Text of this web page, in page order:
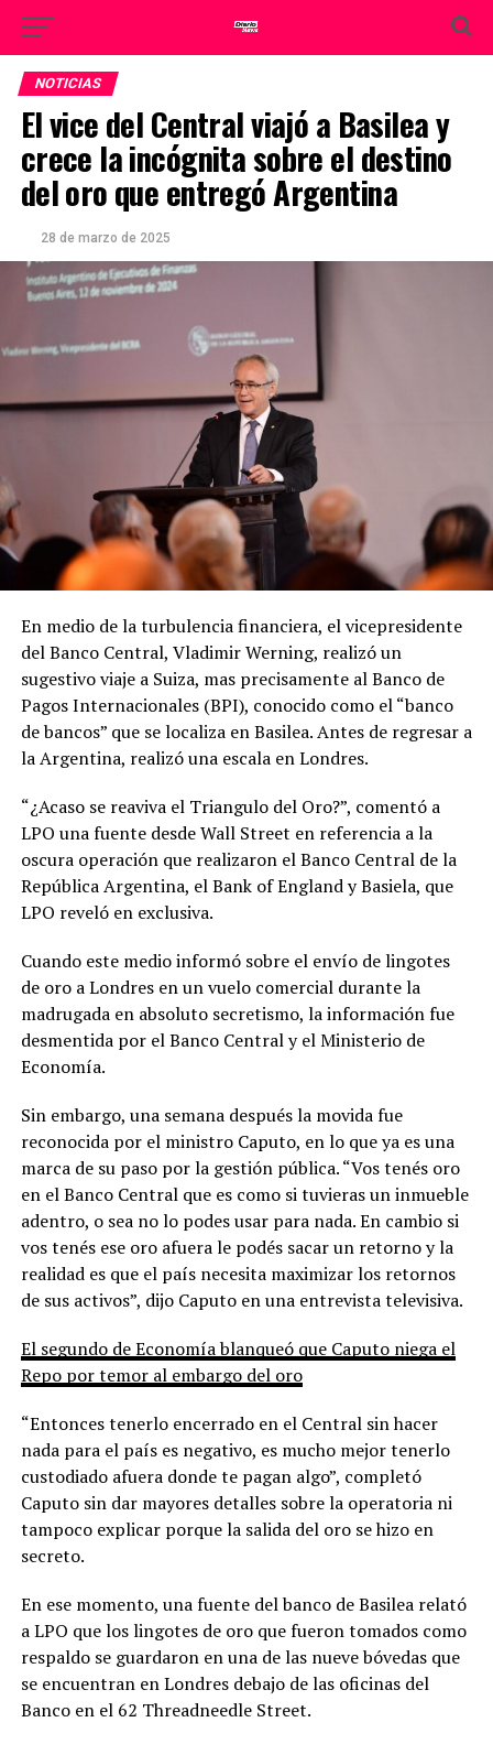
NOTICIAS
El vice del Central viajó a Basilea y
crece la incógnita sobre el destino
del oro que entregó Argentina
28 de marzo de 2025
En medio de la turbulencia financiera, el vicepresidente
del Banco Central, Vladimir Werning, realizó un
sugestivo viaje a Suiza, mas precisamente al Banco de
Pagos Internacionales (BPI), conocido como el “banco
de bancos” que se localiza en Basilea. Antes de regresar a
la Argentina, realizó una escala en Londres.
“¿Acaso se reaviva el Triangulo del Oro?”, comentó a
LPO una fuente desde Wall Street en referencia a la
oscura operación que realizaron el Banco Central de la
República Argentina, el Bank of England y Basiela, que
LPO reveló en exclusiva.
Cuando este medio informó sobre el envío de lingotes
de oro a Londres en un vuelo comercial durante la
madrugada en absoluto secretismo, la información fue
desmentida por el Banco Central y el Ministerio de
Economía.
Sin embargo, una semana después la movida fue
reconocida por el ministro Caputo, en lo que ya es una
marca de su paso por la gestión pública. “Vos tenés oro
en el Banco Central que es como si tuvieras un inmueble
adentro, o sea no lo podes usar para nada. En cambio si
vos tenés ese oro afuera le podés sacar un retorno y la
realidad es que el país necesita maximizar los retornos
de sus activos”, dijo Caputo en una entrevista televisiva.
El segundo de Economía blanqueó que Caputo niega el
Repo por temor al embargo del oro
“Entonces tenerlo encerrado en el Central sin hacer
nada para el país es negativo, es mucho mejor tenerlo
custodiado afuera donde te pagan algo”, completó
Caputo sin dar mayores detalles sobre la operatoria ni
tampoco explicar porque la salida del oro se hizo en
secreto.
En ese momento, una fuente del banco de Basilea relató
a LPO que los lingotes de oro que fueron tomados como
respaldo se guardaron en una de las nueve bóvedas que
se encuentran en Londres debajo de las oficinas del
Banco en el 62 Threadneedle Street.